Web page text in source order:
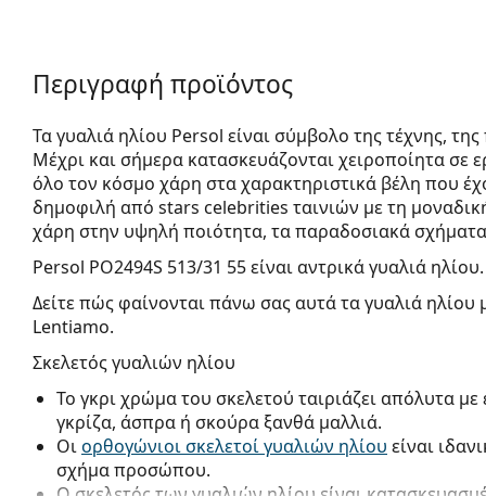
Περιγραφή προϊόντος
Τα γυαλιά ηλίου Persol είναι σύμβολο της τέχνης,
Μέχρι και σήμερα κατασκευάζονται χειροποίητα σε
όλο τον κόσμο χάρη στα χαρακτηριστικά βέλη που
δημοφιλή από stars celebrities ταινιών με τη
χάρη στην υψηλή ποιότητα, τα παραδοσιακά
Persol PO2494S 513/31 55είναι αντρικά γυαλιά ηλίου.
Δείτε πώς φαίνονται πάνω σας αυτά τα γυαλιά ηλίου
Lentiamo.
Σκελετός γυαλιών ηλίου
Το γκρι χρώμα του σκελετού ταιριάζει απόλυτα
γκρίζα, άσπρα ή σκούρα ξανθά μαλλιά.
Οιορθογώνιοι σκελετοί γυαλιών ηλίου είναι
σχήμα προσώπου.